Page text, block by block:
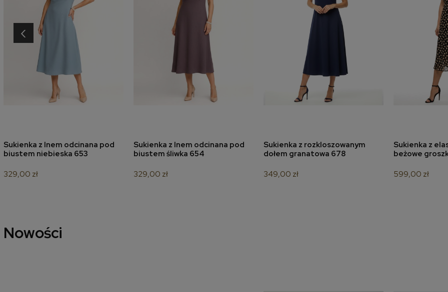
dodaj do koszyka
Sukienka z lnem odcinana pod
biustem niebieska 653
329,00 zł
dodaj do koszyka
Sukienka z lnem odcinana pod
biustem śliwka 654
329,00 zł
dodaj do koszyka
Sukienka z rozkloszowanym
dołem granatowa 678
349,00 zł
dodaj
Sukienka z
beżowe
599,00 zł
‹
Nowości